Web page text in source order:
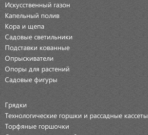
Искусственный газон
Капельный полив
Кора и щепа
Садовые светильники
Подставки кованные
Опрыскиватели
Опоры для растений
Садовые фигуры
Грядки
Технологические горшки и рассадные кассеты
Торфяные горшочки